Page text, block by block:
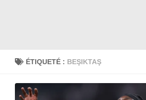
ÉTIQUETÉ : BEŞIKTAŞ